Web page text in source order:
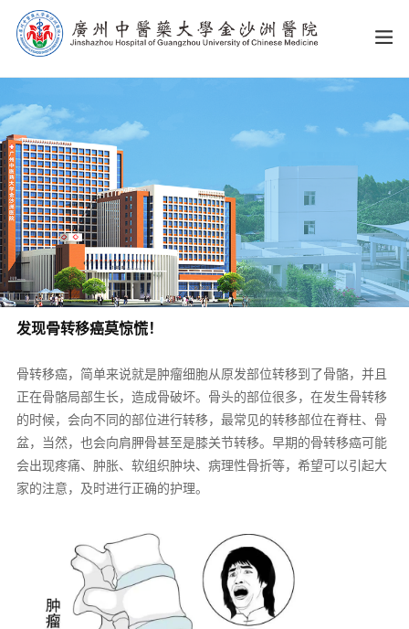
发现骨转移癌莫惊慌！
骨转移癌，简单来说就是肿瘤细胞从原发部位转移到了骨骼，并且
正在骨骼局部生长，造成骨破坏。骨头的部位很多，在发生骨转移
的时候，会向不同的部位进行转移，最常见的转移部位在脊柱、骨
盆，当然，也会向肩胛骨甚至是膝关节转移。早期的骨转移癌可能
会出现疼痛、肿胀、软组织肿块、病理性骨折等，希望可以引起大
家的注意，及时进行正确的护理。